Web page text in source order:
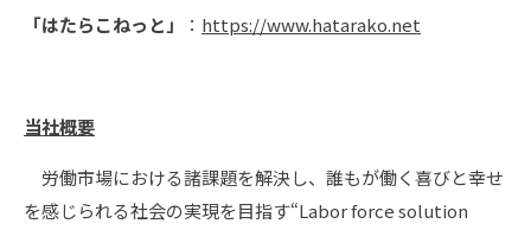
「はたらこねっと」 ： https://www.hatarako.net
当社概要
労働市場における諸課題を解決し、誰もが働く喜びと幸せ
を感じられる社会の実現を目指す“Labor force solution